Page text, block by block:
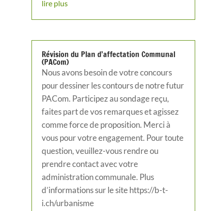
lire plus
Révision du Plan d’affectation Communal
(PACom)
Nous avons besoin de votre concours
pour dessiner les contours de notre futur
PACom. Participez au sondage reçu,
faites part de vos remarques et agissez
comme force de proposition. Merci à
vous pour votre engagement. Pour toute
question, veuillez-vous rendre ou
prendre contact avec votre
administration communale. Plus
d’informations sur le site https://b-t-
i.ch/urbanisme